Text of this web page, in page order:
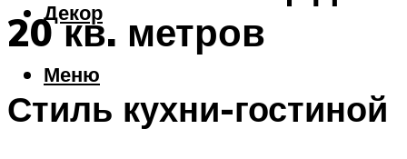
Декор
Меню
20 кв. метров
Стиль кухни-гостиной